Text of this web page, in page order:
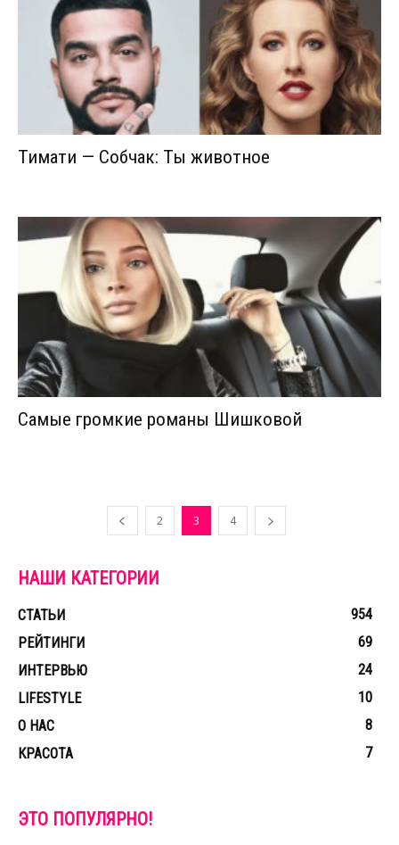
Тимати — Собчак: Ты животное
Самые громкие романы Шишковой
2 3 4
НАШИ КАТЕГОРИИ
СТАТЬИ
954
РЕЙТИНГИ
69
ИНТЕРВЬЮ
24
LIFESTYLE
10
О НАС
8
КРАСОТА
7
ЭТО ПОПУЛЯРНО!